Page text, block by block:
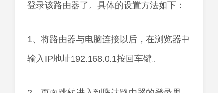
登录该路由器了。具体的设置方法如下：
1、将路由器与电脑连接以后，在浏览器中
输入IP地址192.168.0.1按回车键。